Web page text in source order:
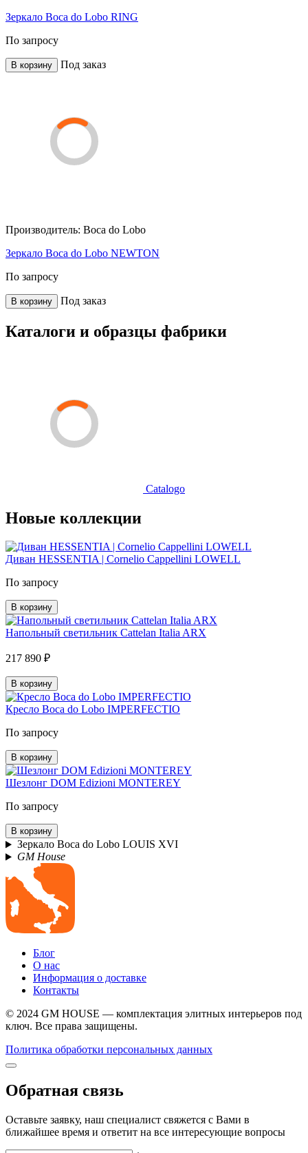
Зеркало Boca do Lobo RING
По запросу
В корзину Под заказ
Производитель: Boca do Lobo
Зеркало Boca do Lobo NEWTON
По запросу
В корзину Под заказ
Каталоги и образцы фабрики
Catalogo
Новые коллекции
Диван HESSENTIA | Cornelio Cappellini LOWELL
По запросу
В корзину
Напольный светильник Cattelan Italia ARX
217 890 ₽
В корзину
Кресло Boca do Lobo IMPERFECTIO
По запросу
В корзину
Шезлонг DOM Edizioni MONTEREY
По запросу
В корзину
Зеркало Boca do Lobo LOUIS XVI
GM House
Блог
О нас
Информация о доставке
Контакты
© 2024 GM HOUSE — комплектация элитных интерьеров под
ключ. Все права защищены.
Политика обработки персональных данных
Обратная связь
Оставьте заявку, наш специалист свяжется с Вами в
ближайшее время и ответит на все интересующие вопросы